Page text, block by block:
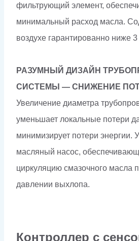
фильтрующий элемент,
минимальный расход масла.
воздухе гарантированно ниже 3
РАЗУМНЫЙ ДИЗАЙН
СИСТЕМЫ — СНИЖЕНИЕ
Увеличение диаметра
уменьшает локальные потери
минимизирует потери энергии.
масляный насос,
циркуляцию смазочного масла
давлении выхлопа.
Контроллер с